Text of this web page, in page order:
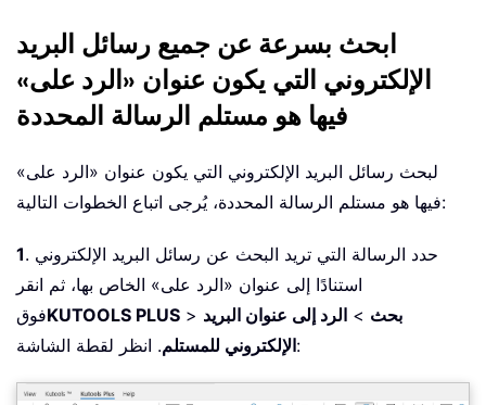
ابحث بسرعة عن جميع رسائل البريد
الإلكتروني التي يكون عنوان «الرد على»
فيها هو مستلم الرسالة المحددة
لبحث رسائل البريد الإلكتروني التي يكون عنوان «الرد على»
فيها هو مستلم الرسالة المحددة، يُرجى اتباع الخطوات التالية:
1. حدد الرسالة التي تريد البحث عن رسائل البريد الإلكتروني
استنادًا إلى عنوان «الرد على» الخاص بها، ثم انقر
فوقKUTOOLS PLUS > بحث > الرد إلى عنوان البريد
الإلكتروني للمستلم. انظر لقطة الشاشة: